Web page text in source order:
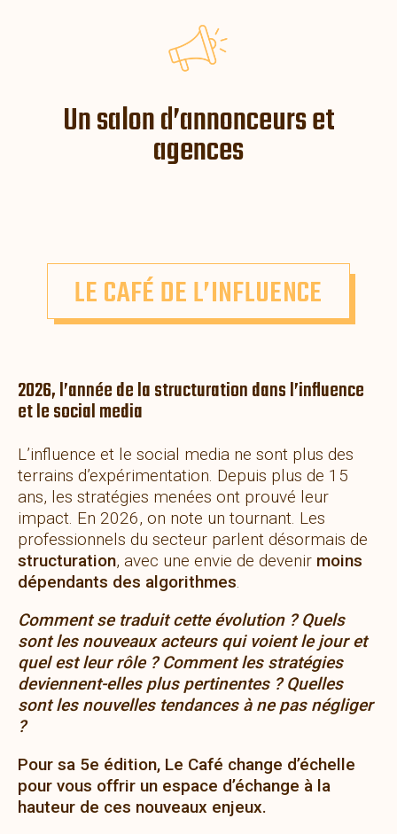
Un salon d’annonceurs et
agences
LE CAFÉ DE L’INFLUENCE
2026, l’année de la structuration dans l’influence
et le social media
L’influence et le social media ne sont plus des
terrains d’expérimentation. Depuis plus de 15
ans, les stratégies menées ont prouvé leur
impact. En 2026, on note un tournant. Les
professionnels du secteur parlent désormais de
structuration, avec une envie de devenir moins
dépendants des algorithmes.
Comment se traduit cette évolution ? Quels
sont les nouveaux acteurs qui voient le jour et
quel est leur rôle ? Comment les stratégies
deviennent-elles plus pertinentes ? Quelles
sont les nouvelles tendances à ne pas négliger
?
Pour sa 5e édition, Le Café change d’échelle
pour vous offrir un espace d’échange à la
hauteur de ces nouveaux enjeux.